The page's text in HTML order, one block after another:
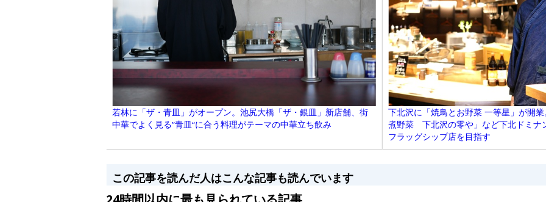
若林に「ザ・青皿」がオープン。池尻大橋「ザ・銀皿」新店舗、街
中華でよく見る”青皿“に合う料理がテーマの中華立ち飲み
下北沢に「焼鳥とお野菜 一等星」が開
煮野菜 下北沢の零や」など下北ドミナ
フラッグシップ店を目指す
この記事を読んだ人はこんな記事も読んでいます